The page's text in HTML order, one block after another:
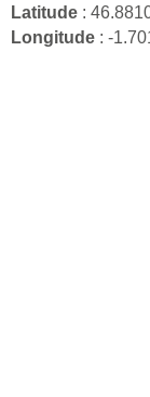
Latitude :
Longitude : -